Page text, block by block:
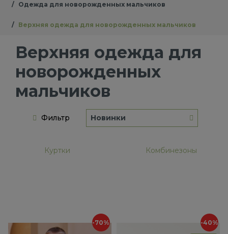
Одежда для новорожденных мальчиков
Верхняя одежда для новорожденных мальчиков
Верхняя одежда для
новорожденных
мальчиков
Фильтр Новинки
Куртки Комбинезоны
-70% -40%